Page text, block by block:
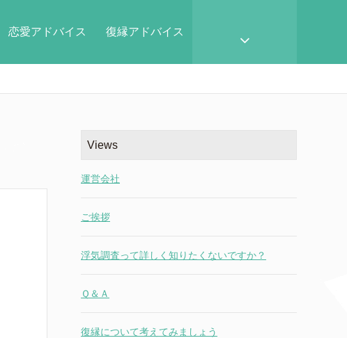
恋愛アドバイス 復縁アドバイス
Views
運営会社
ご挨拶
浮気調査って詳しく知りたくないですか？
Ｑ＆Ａ
復縁について考えてみましょう